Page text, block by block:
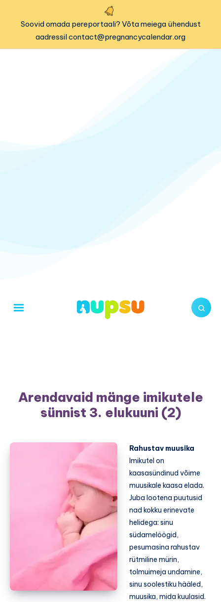
Soovid omada pereportaali? Võta meiega ühendust
aadressil contact@pregnancycalendar.org
Arendavaid mänge imikutele
sünnist 3. elukuuni (2)
Rahustav muusika
Imikutel on
kaasasündinud võime
muusikale kaasa elada.
Juba lootena puutusid
nad kokku erinevate
helidega: sinu
südamelöögid,
pesumasina rahustav
rütmiline mürin,
tolmuimeja undamine,
sinu soolestiku hääled,
muusika, mida kuulasid.